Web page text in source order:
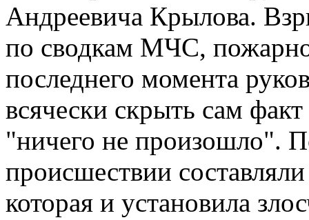
Андреевича Крылова.
по сводкам МЧС,
последнего момента
всячески скрыть сам
"ничего не произошло".
происшествии
которая и установила